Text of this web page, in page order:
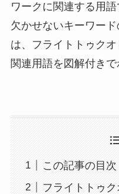
ワークに関連する用
欠かせないキーワー
は、フライトトゥク
関連用語を図解付きで
この記事の目次
フライトトゥ